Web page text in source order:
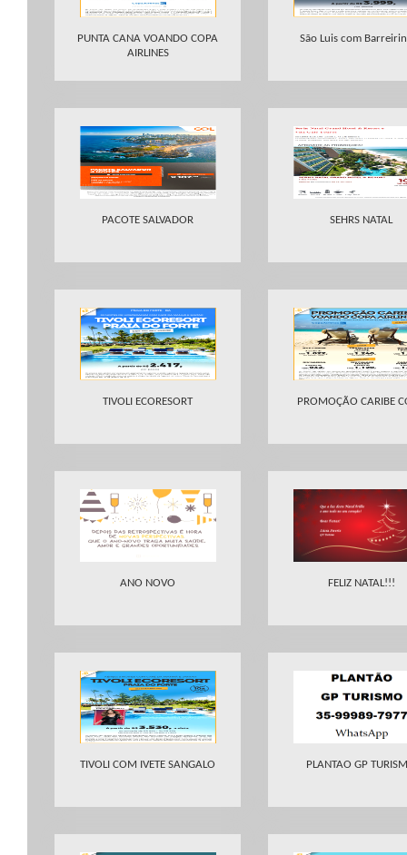
PUNTA CANA VOANDO COPA
AIRLINES
São Luis com
PACOTE SALVADOR SEHRS NATAL
TIVOLI ECORESORT PROMOÇÃO CARIBE
ANO NOVO FELIZ NATAL!!!
TIVOLI COM IVETE SANGALO PLANTAO GP